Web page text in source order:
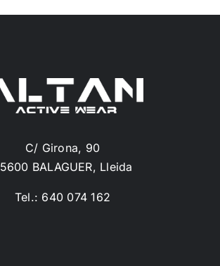
C/ Girona, 90
BALAGUER, Lleida
Tel.: 640 074 162